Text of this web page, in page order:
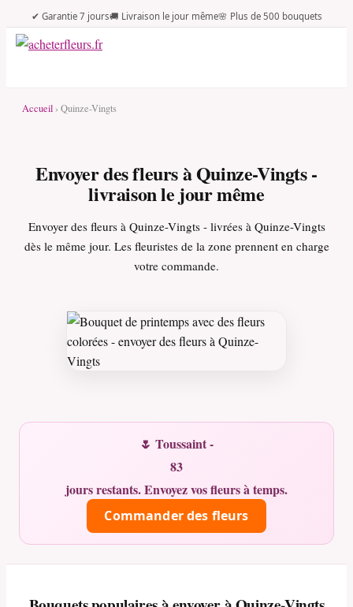
✔ Garantie 7 jours🚚 Livraison le jour même🌸 Plus de 500 bouquets
Accueil › Quinze-Vingts
Envoyer des fleurs à Quinze-Vingts -
livraison le jour même
Envoyer des fleurs à Quinze-Vingts - livrées à Quinze-Vingts
dès le même jour. Les fleuristes de la zone prennent en charge
votre commande.
🌷 Toussaint -
83
jours restants. Envoyez vos fleurs à temps.
Commander des fleurs